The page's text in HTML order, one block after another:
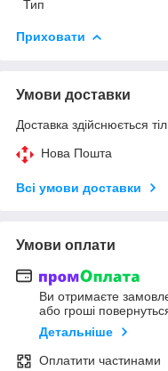
Тип
Приховати
Умови доставки
Доставка здійснюється
Нова Пошта
Всі умови доставки
Умови оплати
Ви отримаєте
або гроші
Детальніше
Оплатити частинами